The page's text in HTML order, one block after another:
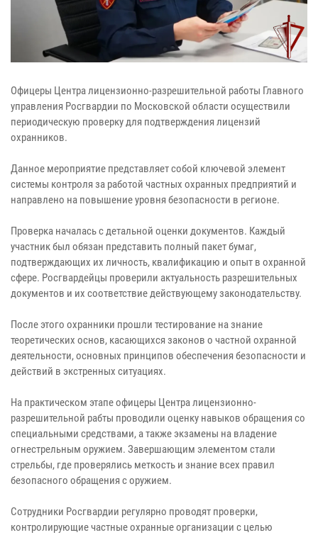
Офицеры Центра лицензионно-разрешительной работы Главного
управления Росгвардии по Московской области осуществили
периодическую проверку для подтверждения лицензий
охранников.
Данное мероприятие представляет собой ключевой элемент
системы контроля за работой частных охранных предприятий и
направлено на повышение уровня безопасности в регионе.
Проверка началась с детальной оценки документов. Каждый
участник был обязан представить полный пакет бумаг,
подтверждающих их личность, квалификацию и опыт в охранной
сфере. Росгвардейцы проверили актуальность разрешительных
документов и их соответствие действующему законодательству.
После этого охранники прошли тестирование на знание
теоретических основ, касающихся законов о частной охранной
деятельности, основных принципов обеспечения безопасности и
действий в экстренных ситуациях.
На практическом этапе офицеры Центра лицензионно-
разрешительной рабты проводили оценку навыков обращения со
специальными средствами, а также экзамены на владение
огнестрельным оружием. Завершающим элементом стали
стрельбы, где проверялись меткость и знание всех правил
безопасного обращения с оружием.
Сотрудники Росгвардии регулярно проводят проверки,
контролирующие частные охранные организации с целью